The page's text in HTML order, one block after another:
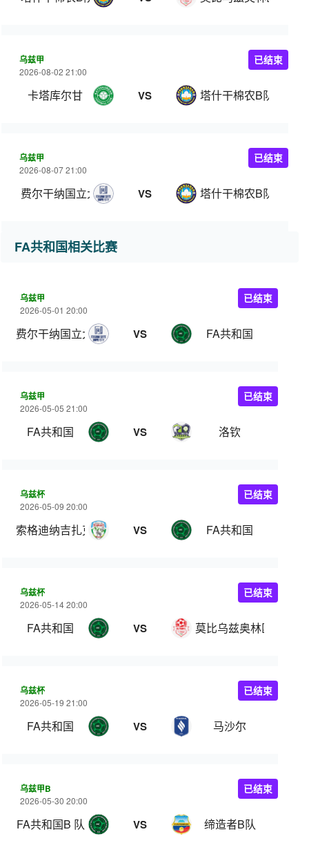
乌兹甲
2026-08-02 21:00
卡塔库尔甘 VS 塔什干棉农B队
已结束
乌兹甲
2026-08-07 21:00
费尔干纳国立大学 VS 塔什干棉农B队
已结束
FA共和国相关比赛
乌兹甲
2026-05-01 20:00
费尔干纳国立大学 VS FA共和国
已结束
乌兹甲
2026-05-05 21:00
FA共和国 VS 洛钦
已结束
乌兹杯
2026-05-09 20:00
索格迪纳吉扎克 VS FA共和国
已结束
乌兹杯
2026-05-14 20:00
FA共和国 VS 莫比乌兹奥林匹克
已结束
乌兹杯
2026-05-19 21:00
FA共和国 VS 马沙尔
已结束
乌兹甲B
2026-05-30 20:00
FA共和国B 队 VS 缔造者B队
已结束